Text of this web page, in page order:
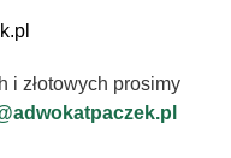
i złotowych prosimy